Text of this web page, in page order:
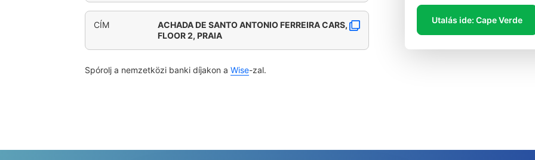
CÍM
ACHADA DE SANTO ANTONIO FERREIRA CARS,
FLOOR 2, PRAIA
Spórolj a nemzetközi banki díjakon a Wise-zal.
Utalás ide: Cape Verde